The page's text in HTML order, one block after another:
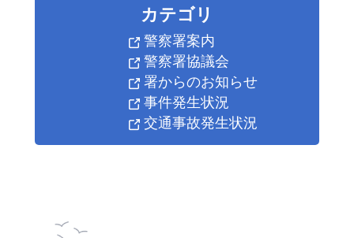
カテゴリ
警察署案内
警察署協議会
署からのお知らせ
事件発生状況
交通事故発生状況